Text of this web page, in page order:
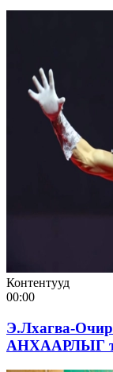
Контентууд
00:00
Э.Лхагва-Очир
АНХААРЛЫГ